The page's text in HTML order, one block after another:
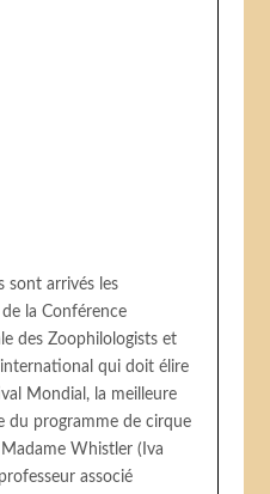
sont arrivés les
la Conférence
des Zoophilologists et
qui doit élire
Mondial, la meilleure
du programme de cirque
Whistler (Iva
associé